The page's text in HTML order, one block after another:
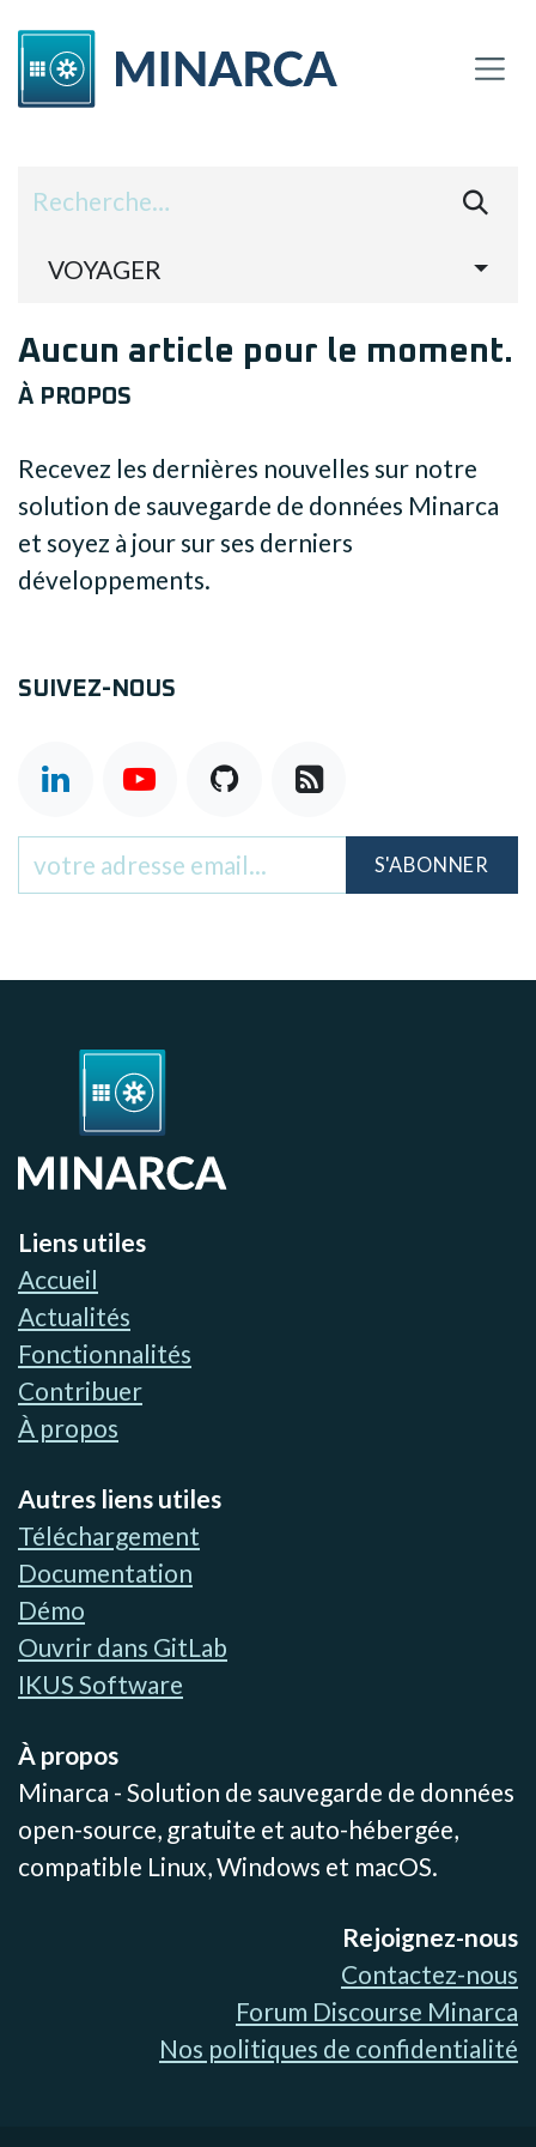
VOYAGER
Aucun article pour le moment.
À PROPOS
Recevez les dernières nouvelles sur notre
solution de sauvegarde de données Minarca
et soyez à jour sur ses derniers
développements.
SUIVEZ-NOUS
S'ABONNER
Liens utiles
Accueil
Actualités
Fonctionnalités
Contribuer
À propos
Autres liens utiles
Téléchargement
Documentation
Démo
Ouvrir dans GitLab
IKUS Software
À propos
Minarca - Solution de sauvegarde de données
open-source, gratuite et auto-hébergée,
compatible Linux, Windows et macOS.
Rejoignez-nous
Contactez-nous
Forum Discourse Minarca
Nos politiques de confidentialité